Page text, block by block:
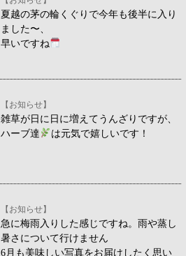
夏越の茅の輪くぐりで今年も後半に入り
ました〜、
早いですね
【お知らせ】
雑草が日に日に増えてうんざりですが、
ハーブ達
は元気で嬉しいです！
【お知らせ】
急に梅雨入りした感じですね。雨や蒸し
暑さについて行けません
6月も美味しい写真をお届けしたく思い